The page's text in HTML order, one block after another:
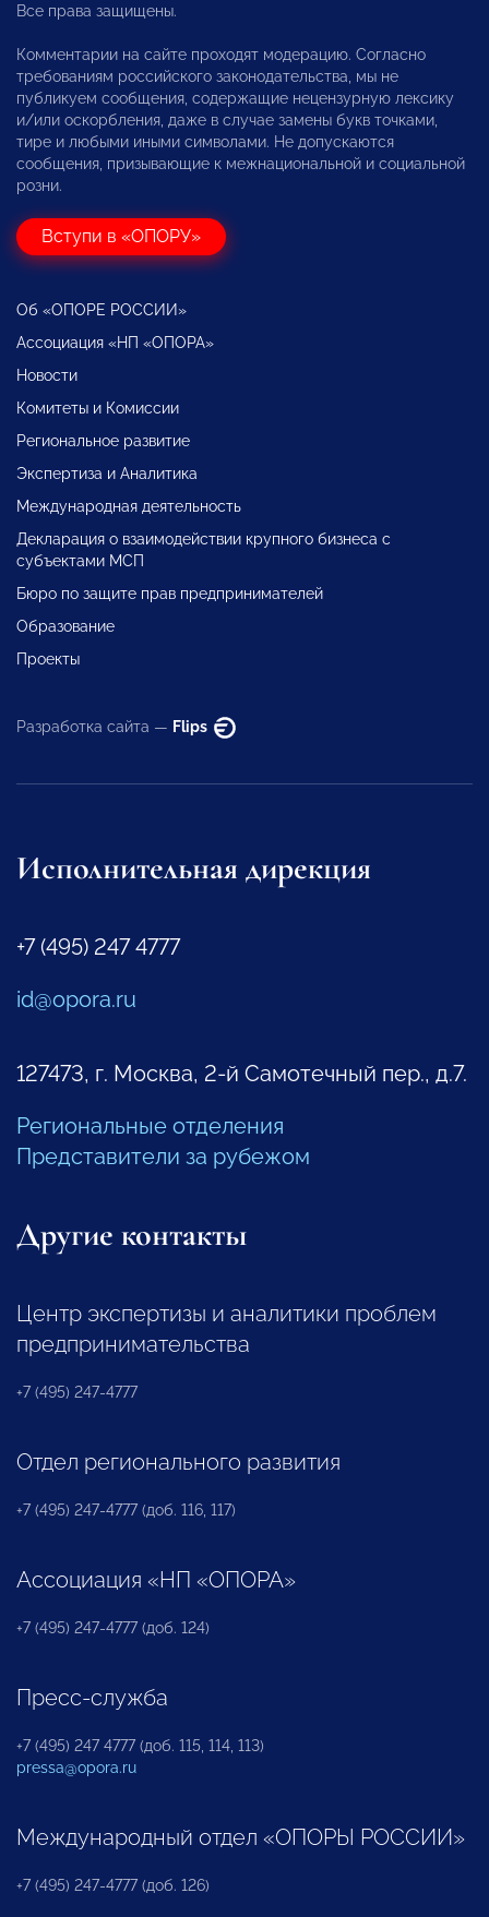
Все права защищены.
Комментарии на сайте проходят модерацию. Согласно
требованиям российского законодательства, мы не
публикуем сообщения, содержащие нецензурную лексику
и/или оскорбления, даже в случае замены букв точками,
тире и любыми иными символами. Не допускаются
сообщения, призывающие к межнациональной и социальной
розни.
Вступи в «ОПОРУ»
Об «ОПОРЕ РОССИИ»
Ассоциация «НП «ОПОРА»
Новости
Комитеты и Комиссии
Региональное развитие
Экспертиза и Аналитика
Международная деятельность
Декларация о взаимодействии крупного бизнеса с
субъектами МСП
Бюро по защите прав предпринимателей
Образование
Проекты
Разработка сайта — Flips
Исполнительная дирекция
+7 (495) 247 4777
id@opora.ru
127473, г. Москва, 2-й Самотечный пер., д.7.
Региональные отделения
Представители за рубежом
Другие контакты
Центр экспертизы и аналитики проблем
предпринимательства
+7 (495) 247-4777
Отдел регионального развития
+7 (495) 247-4777 (доб. 116, 117)
Ассоциация «НП «ОПОРА»
+7 (495) 247-4777 (доб. 124)
Пресс-служба
+7 (495) 247 4777 (доб. 115, 114, 113)
pressa@opora.ru
Международный отдел «ОПОРЫ РОССИИ»
+7 (495) 247-4777 (доб. 126)